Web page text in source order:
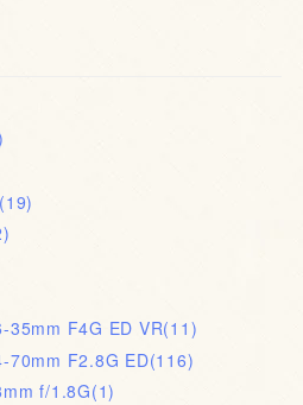
(19)
35mm F4G ED VR(11)
70mm F2.8G ED(116)
f/1.8G(1)